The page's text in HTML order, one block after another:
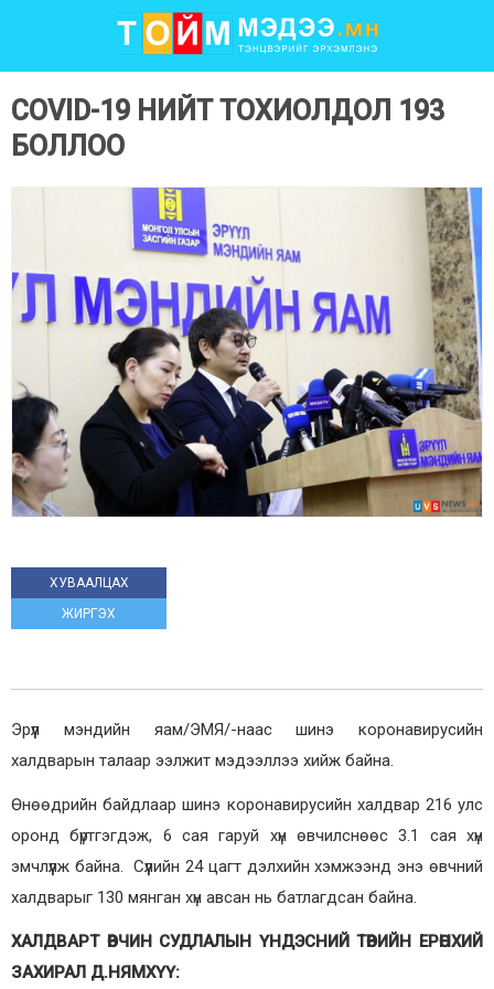
COVID-19 НИЙТ ТОХИОЛДОЛ 193
БОЛЛОО
ХУВААЛЦАХ
ЖИРГЭХ
Эрүүл мэндийн яам/ЭМЯ/-наас шинэ коронавирусийн
халдварын талаар ээлжит мэдээллээ хийж байна.
Өнөөдрийн байдлаар шинэ коронавирусийн халдвар 216 улс
оронд бүртгэгдэж, 6 сая гаруй хүн өвчилснөөс 3.1 сая хүн
эмчлүүлж байна. Сүүлийн 24 цагт дэлхийн хэмжээнд энэ өвчний
халдварыг 130 мянган хүн авсан нь батлагдсан байна.
ХАЛДВАРТ ӨВЧИН СУДЛАЛЫН ҮНДЭСНИЙ ТӨВИЙН ЕРӨНХИЙ
ЗАХИРАЛ Д.НЯМХҮҮ: